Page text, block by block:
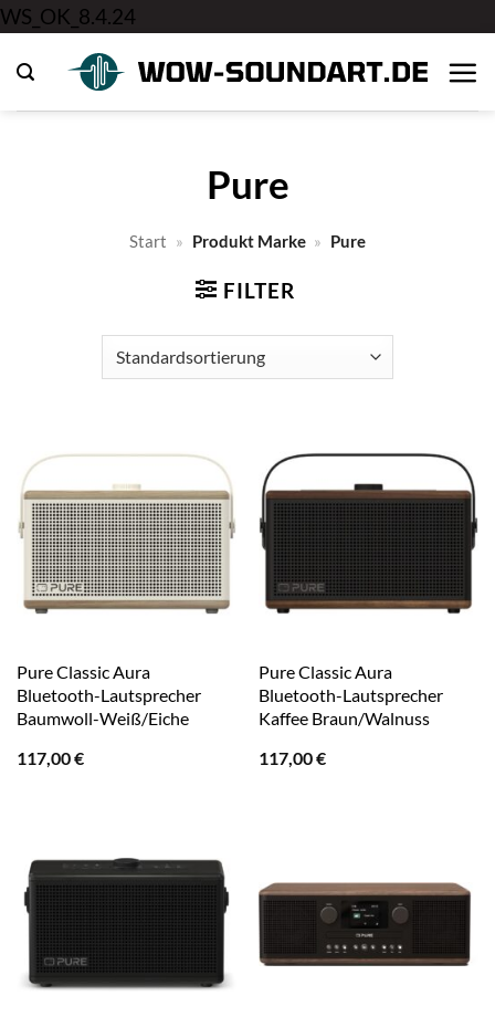
WS_OK_8.4.24
springen
Pure
Start » Produkt Marke » Pure
FILTER
Pure Classic Aura
Bluetooth-Lautsprecher
Baumwoll-Weiß/Eiche
117,00€
Pure Classic Aura
Bluetooth-Lautsprecher
Kaffee Braun/Walnuss
117,00€